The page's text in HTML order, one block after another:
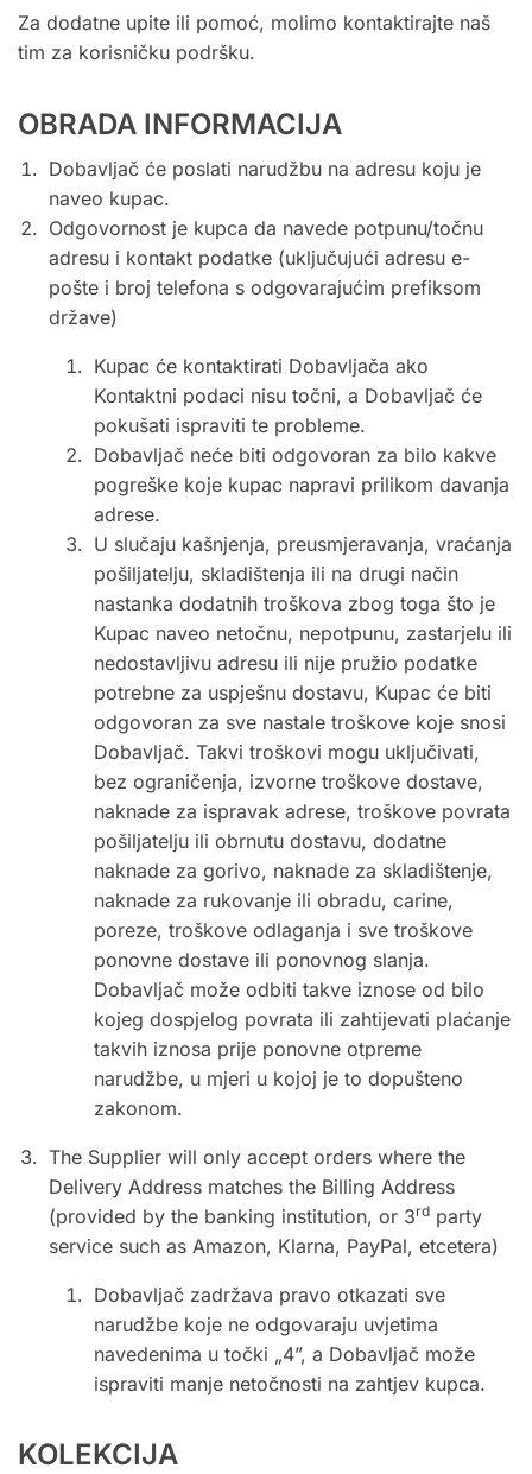
Za dodatne upite ili pomoć, molimo kontaktirajte naš
tim za korisničku podršku.
OBRADA INFORMACIJA
Dobavljač će poslati narudžbu na adresu koju je
naveo kupac.
Odgovornost je kupca da navede potpunu/točnu
adresu i kontakt podatke (uključujući adresu e-
pošte i broj telefona s odgovarajućim prefiksom
države)
Kupac će kontaktirati Dobavljača ako
Kontaktni podaci nisu točni, a Dobavljač će
pokušati ispraviti te probleme.
Dobavljač neće biti odgovoran za bilo kakve
pogreške koje kupac napravi prilikom davanja
adrese.
U slučaju kašnjenja, preusmjeravanja, vraćanja
pošiljatelju, skladištenja ili na drugi način
nastanka dodatnih troškova zbog toga što je
Kupac naveo netočnu, nepotpunu, zastarjelu ili
nedostavljivu adresu ili nije pružio podatke
potrebne za uspješnu dostavu, Kupac će biti
odgovoran za sve nastale troškove koje snosi
Dobavljač. Takvi troškovi mogu uključivati,
bez ograničenja, izvorne troškove dostave,
naknade za ispravak adrese, troškove povrata
pošiljatelju ili obrnutu dostavu, dodatne
naknade za gorivo, naknade za skladištenje,
naknade za rukovanje ili obradu, carine,
poreze, troškove odlaganja i sve troškove
ponovne dostave ili ponovnog slanja.
Dobavljač može odbiti takve iznose od bilo
kojeg dospjelog povrata ili zahtijevati plaćanje
takvih iznosa prije ponovne otpreme
narudžbe, u mjeri u kojoj je to dopušteno
zakonom.
The Supplier will only accept orders where the
Delivery Address matches the Billing Address
(provided by the banking institution, or 3rd party
service such as Amazon, Klarna, PayPal, etcetera)
Dobavljač zadržava pravo otkazati sve
narudžbe koje ne odgovaraju uvjetima
navedenima u točki „4”, a Dobavljač može
ispraviti manje netočnosti na zahtjev kupca.
KOLEKCIJA